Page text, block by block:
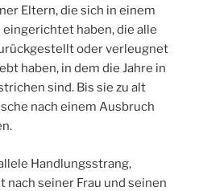
Eltern, die sich in einem
haben, die alle
oder verleugnet
haben, in dem die Jahre in
sind. Bis sie zu alt
nach einem Ausbruch
Handlungsstrang,
nach seiner Frau und seinen